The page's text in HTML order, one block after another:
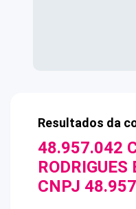
Resultados da
48.957.042
CNPJ